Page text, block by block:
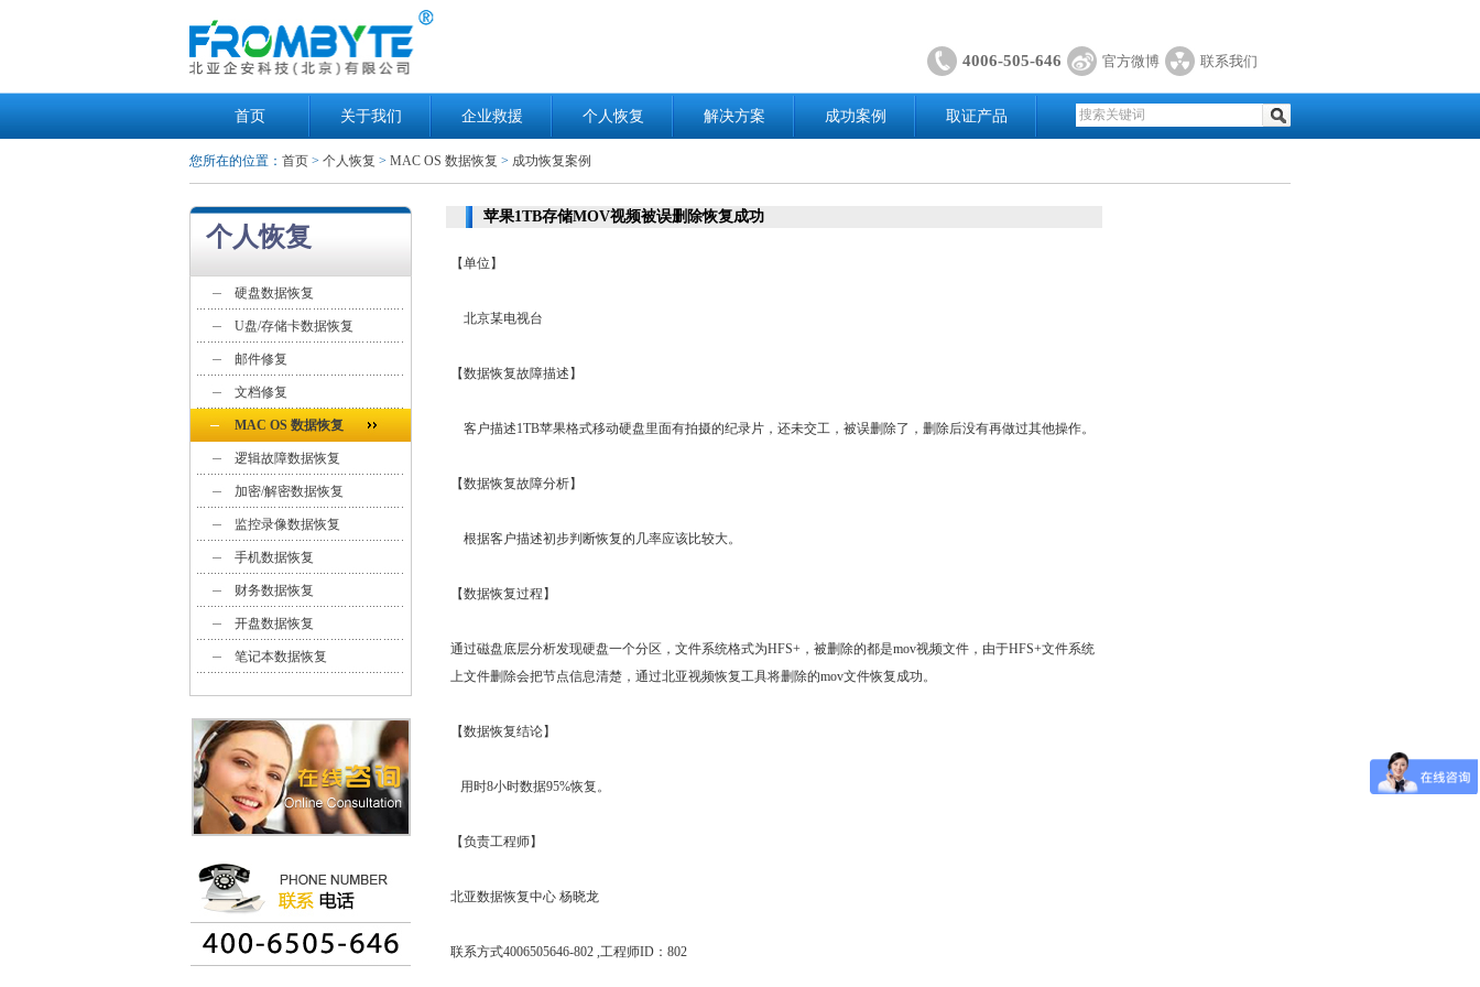
4006-505-646 官方微博 联系我们
首页 关于我们 企业救援 个人恢复 解决方案 成功案例 取证产品
您所在的位置： 首页 > 个人恢复 > MAC OS 数据恢复 > 成功恢复案例
个人恢复
硬盘数据恢复
U盘/存储卡数据恢复
邮件修复
文档修复
MAC OS 数据恢复
逻辑故障数据恢复
加密/解密数据恢复
监控录像数据恢复
手机数据恢复
财务数据恢复
开盘数据恢复
笔记本数据恢复
苹果1TB存储MOV视频被误删除恢复成功
【单位】
北京某电视台
【数据恢复故障描述】
客户描述1TB苹果格式移动硬盘里面有拍摄的纪录片，还未交工，被误删除了，删除后没有再做过其他操作。
【数据恢复故障分析】
根据客户描述初步判断恢复的几率应该比较大。
【数据恢复过程】
通过磁盘底层分析发现硬盘一个分区，文件系统格式为HFS+，被删除的都是mov视频文件，由于HFS+文件系统
上文件删除会把节点信息清楚，通过北亚视频恢复工具将删除的mov文件恢复成功。
【数据恢复结论】
用时8小时数据95%恢复。
【负责工程师】
北亚数据恢复中心 杨晓龙
联系方式4006505646-802 ,工程师ID：802